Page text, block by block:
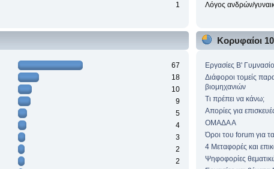
1
Λόγος ανδρών/
67
18
10
9
5
4
3
2
2
Κορυφαίοι
Eργασίες Β'
Διάφοροι τομείς
βιομηχανιών
Τι πρέπει να κάνω;
Απορίες για
ΟΜΑΔΑ Α
Όροι του forum για
4 Μεταφορές και
Ψηφοφορίες